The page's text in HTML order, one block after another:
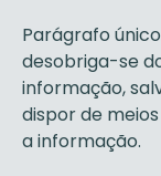
Parágrafo
desobriga-se
informação,
dispor de
a informação.